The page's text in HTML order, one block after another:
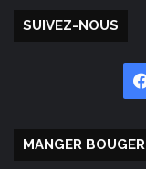
SUIVEZ-NOUS
MANGER BOUGER